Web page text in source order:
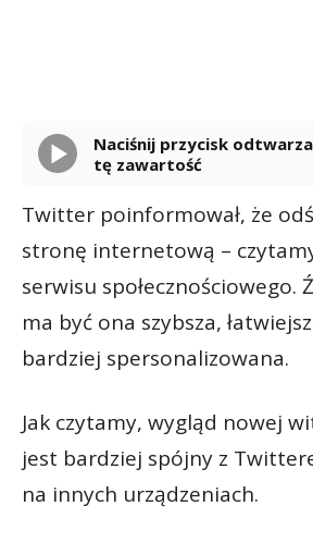
Naciśnij przycisk odtwarzania, aby odsłuchać
tę zawartość
Twitter poinformował, że
stronę internetową –
serwisu społecznościowego.
ma być ona szybsza,
bardziej spersonalizowana.
Jak czytamy, wygląd nowej
jest bardziej spójny z
na innych urządzeniach.